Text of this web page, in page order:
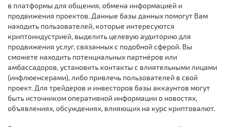
в платформы для общения, обмена информацией и
продвижения проектов. Данные базы данных помогут Вам
находить пользователей, которые интересуются
криптоиндустрией, выделить целевую аудиторию для
продвижения услуг, связанных с подобной сферой. Вы
сможете находить потенциальных партнёров или
амбассадоров, установить контакты с влиятельными лицами
(инфлюенсерами), либо привлечь пользователей в свой
проект. Для трейдеров и инвесторов базы аккаунтов могут
быть источником оперативной информации о новостях,
объявлениях, обсуждениях, влияющих на курс криптовалют.